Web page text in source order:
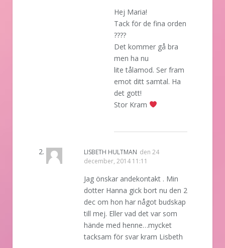
Hej Maria!
Tack för de fina orden
????
Det kommer gå bra
men ha nu
lite tålamod. Ser fram
emot ditt samtal. Ha
det gott!
Stor Kram
LISBETH HULTMAN den 24
december, 2014 11:11
Jag önskar andekontakt . Min
dotter Hanna gick bort nu den 2
dec om hon har något budskap
till mej. Eller vad det var som
hände med henne…mycket
tacksam för svar kram Lisbeth